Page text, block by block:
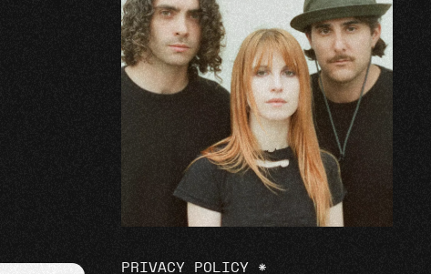
PRIVACY POLICY *